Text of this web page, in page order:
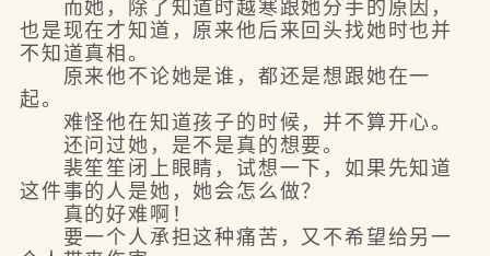
而她，除了知道时越寒跟她分手的原因，
也是现在才知道，原来他后来回头找她时也并
不知道真相。
原来他不论她是谁，都还是想跟她在一
起。
难怪他在知道孩子的时候，并不算开心。
还问过她，是不是真的想要。
裴笙笙闭上眼睛，试想一下，如果先知道
这件事的人是她，她会怎么做？
真的好难啊！
要一个人承担这种痛苦，又不希望给另一